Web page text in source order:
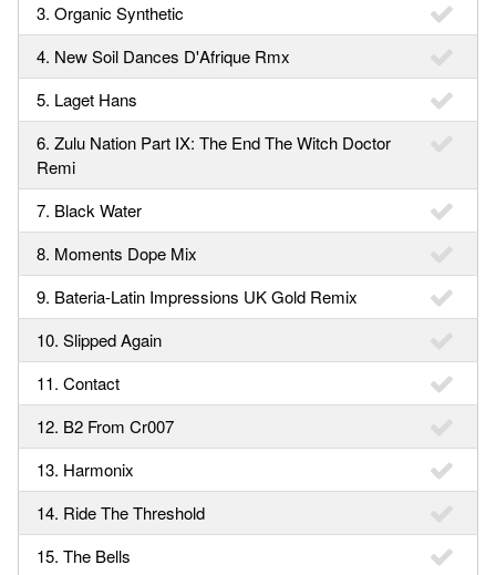
3. Organic Synthetic
4. New Soil Dances D'Afrique Rmx
5. Laget Hans
6. Zulu Nation Part IX: The End The Witch Doctor
Remi
7. Black Water
8. Moments Dope Mix
9. Bateria-Latin Impressions UK Gold Remix
10. Slipped Again
11. Contact
12. B2 From Cr007
13. Harmonix
14. Ride The Threshold
15. The Bells